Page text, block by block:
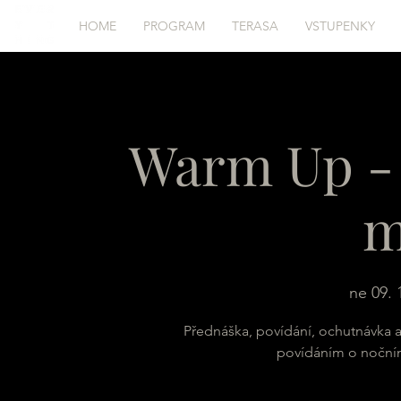
HOME PROGRAM TERASA VSTUPENKY
Warm Up
ne 09.
Přednáška, povídání, ochutnávka
povídáním o